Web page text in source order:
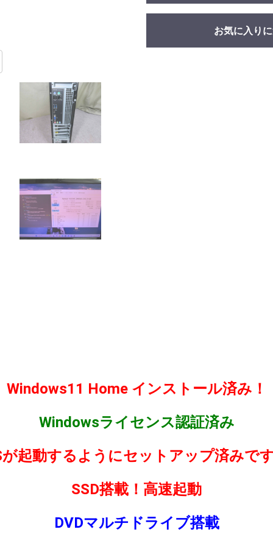
お気に入り
Windows11 Home インストール済み！
Windowsライセンス認証済み
が起動するようにセットアップ済みで
SSD搭載！高速起動
DVDマルチドライブ搭載